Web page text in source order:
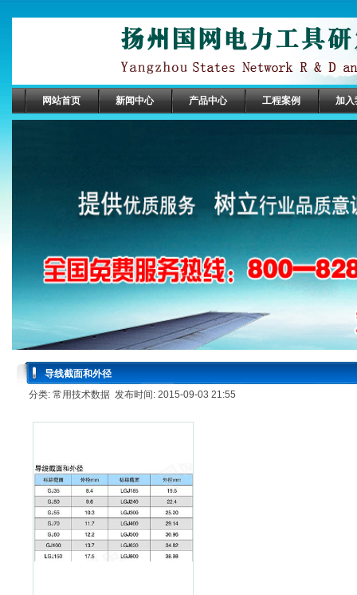
网站首页 新闻中心 产品中心 工程案例 加入
导线截面和外径
分类: 常用技术数据 发布时间: 2015-09-03 21:55